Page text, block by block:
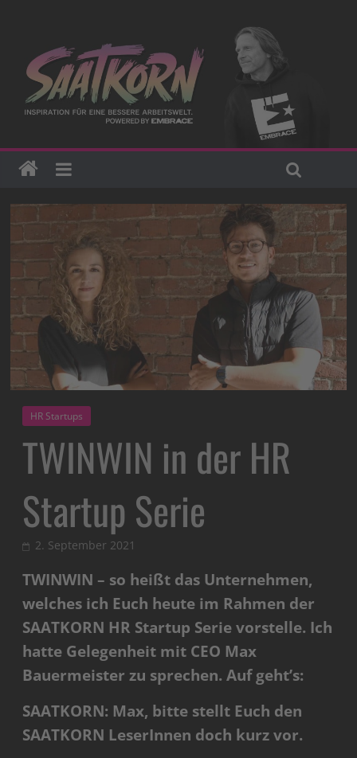
HR Startups
TWINWIN in der HR
Startup Serie
2. September 2021
TWINWIN – so heißt das Unternehmen,
welches ich Euch heute im Rahmen der
SAATKORN HR Startup Serie vorstelle. Ich
hatte Gelegenheit mit CEO Max
Bauermeister zu sprechen. Auf geht’s:
SAATKORN: Max, bitte stellt Euch den
SAATKORN LeserInnen doch kurz vor.